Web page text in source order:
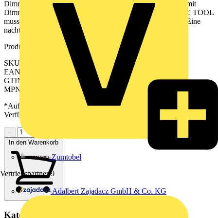
Zumtobel
Vertriebspartner 9
Adalbert Zajadacz GmbH & Co. KG
Dimmeinsatz Hotelfunktion (Orientierungslicht statt AUS), mit
Dimmeinsatz Ein Beschriftungsauftrag aus dem GRAPHIC TOOL
muss zusammen mit der Bestellung erfolgen: jung.group/gt Eine
nachträgliche Beschriftung der Tasten ist nicht möglich.
Produktkennzeichen
SKU: BTME17101AT
EAN: 4011377207189
GTIN: 4011377207189
MPN: BT ME 17101 AT
*Auf Anfrage verfügbar - bitte in den Warenkorb legen, um
Verfügbarkeit zu prüfen
−
In den Warenkorb
Kategorien